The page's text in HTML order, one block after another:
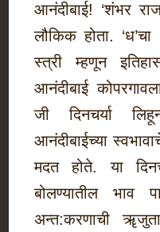
आनंदीबाई! ‘शंभर
लौकिक होता. ‘ध’चा
स्त्री म्हणून
आनंदीबाई
जी दिनचर्या
आनंदीबाईच्या
मदत होते. या
बोलण्यातील भाव
अन्त:करणाची